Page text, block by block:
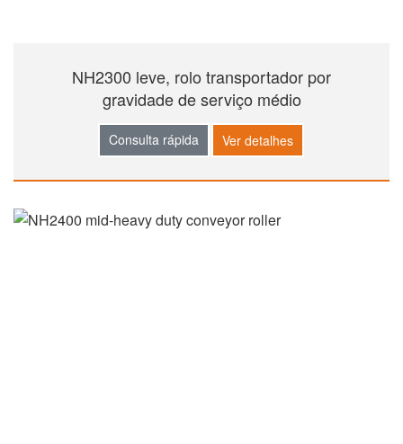
NH2300 leve, rolo transportador por
gravidade de serviço médio
Consulta rápida Ver detalhes